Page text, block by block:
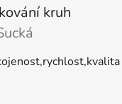
kruh
je 5 z 5 hvězdiček.